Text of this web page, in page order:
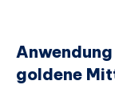
goldene